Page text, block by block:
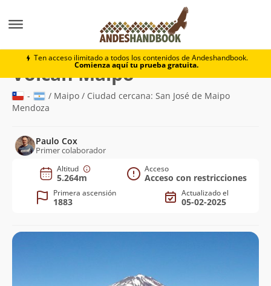
Ten acceso ilimitado a todos los contenidos de Andeshandbook.
Comienza aquí tu prueba gratuita.
Volcán Maipo
Volcán Maipo(5.264m)
-
/ Maipo / Ciudad cercana: San José de Maipo
Mendoza
Paulo Cox
Primer colaborador
Altitud
5.264m
Acceso
Acceso con restricciones
Primera ascensión
1883
Actualizado el
05-02-2025